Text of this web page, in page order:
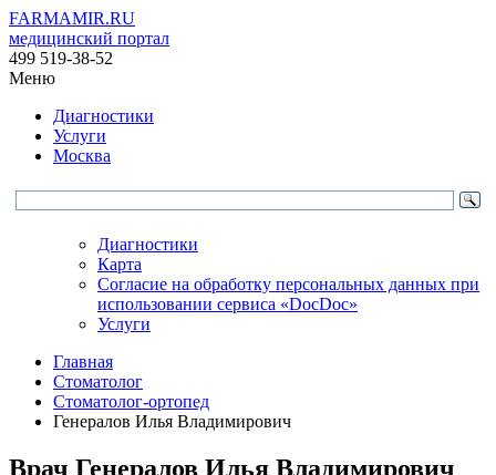
FARMAMIR.RU
медицинский портал
499 519-38-52
Меню
Диагностики
Услуги
Москва
Диагностики
Карта
Согласие на обработку персональных данных при
использовании сервиса «DocDoc»
Услуги
Главная
Стоматолог
Стоматолог-ортопед
Генералов Илья Владимирович
Врач Генералов Илья Владимирович